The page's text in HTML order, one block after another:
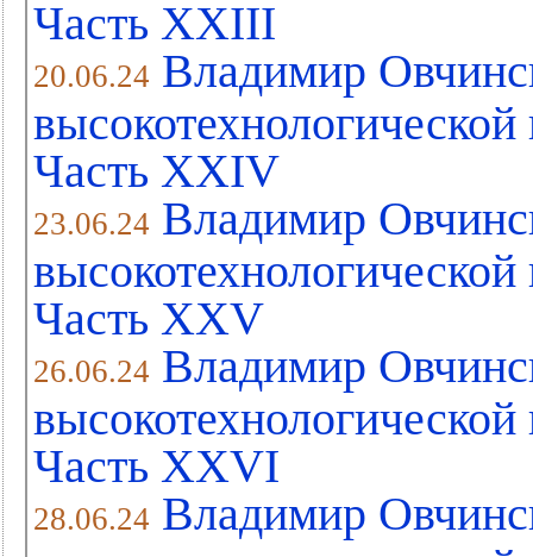
Часть XХIII
20.06.24 Владимир
Часть XХIV
23.06.24 Владимир
Часть XХV
26.06.24 Владимир
Часть XХVI
28.06.24 Владимир